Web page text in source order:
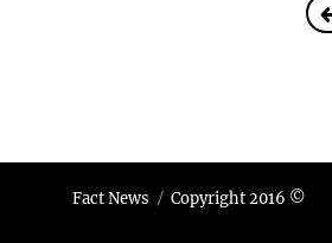
Fact News Copyright 2016 ©